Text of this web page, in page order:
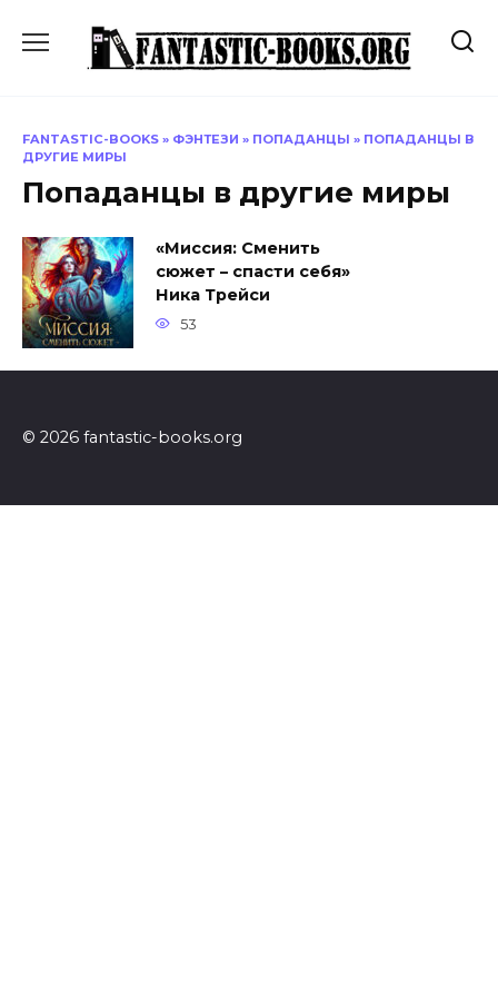
содержанию
FANTASTIC-BOOKS » ФЭНТЕЗИ » ПОПАДАНЦЫ » ПОПАДАНЦЫ В
ДРУГИЕ МИРЫ
Попаданцы в другие миры
«Миссия: Сменить
сюжет – спасти себя»
Ника Трейси
53
© 2026 fantastic-books.org